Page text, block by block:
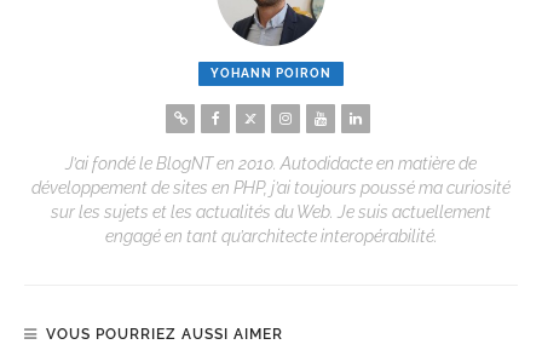
YOHANN POIRON
J’ai fondé le BlogNT en 2010. Autodidacte en matière de
développement de sites en PHP, j’ai toujours poussé ma curiosité
sur les sujets et les actualités du Web. Je suis actuellement
engagé en tant qu’architecte interopérabilité.
VOUS POURRIEZ AUSSI AIMER